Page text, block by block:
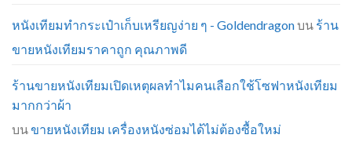
หนังเทียมทำกระเป๋าเก็บเหรียญง่าย ๆ - Goldendragonบน ร้าน
ขายหนังเทียมราคาถูก คุณภาพดี
ร้านขายหนังเทียมเปิดเหตุผลทำไมคนเลือกใช้โซฟาหนังเทียม
มากกว่าผ้า
บนขายหนังเทียม เครื่องหนังซ่อมได้ไม่ต้องซื้อใหม่